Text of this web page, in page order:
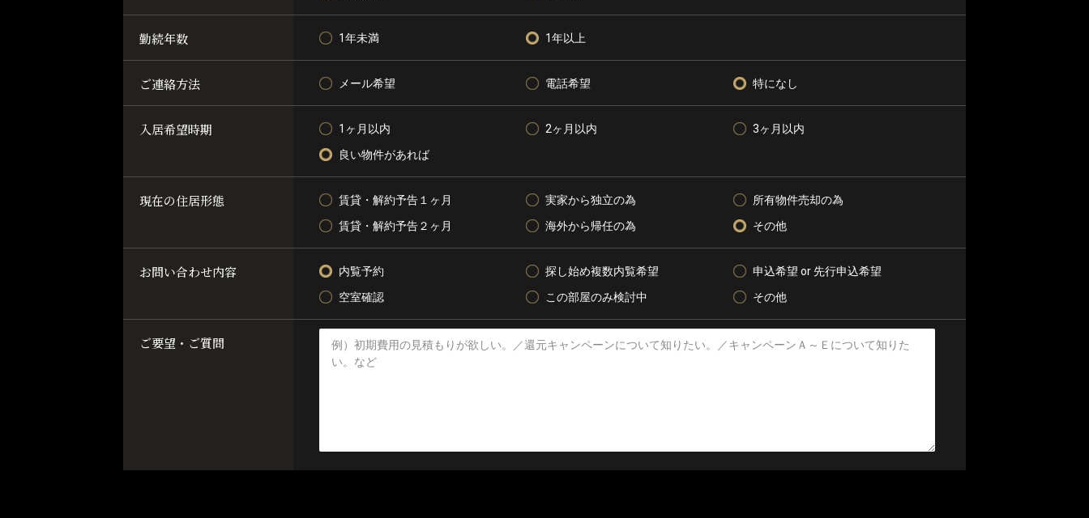
勤続年数 1年未満 1年以上
ご連絡方法 メール希望 電話希望 特になし
入居希望時期 1ヶ月以内 2ヶ月以内
3ヶ月以内
良い物件があれば
現在の住居形態 賃貸・解約予告１ヶ月 実家から独立の為
所有物件売却の為
賃貸・解約予告２ヶ月
海外から帰任の為 その他
お問い合わせ内容 内覧予約 探し始め複数内覧希望
申込希望 or 先行申込希望
空室確認
この部屋のみ検討中 その他
ご要望・ご質問